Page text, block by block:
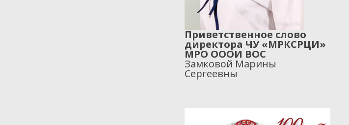
Приветственное слово
директора ЧУ «МРКСРЦИ»
МРО ОООИ ВОС
Замковой Марины
Сергеевны